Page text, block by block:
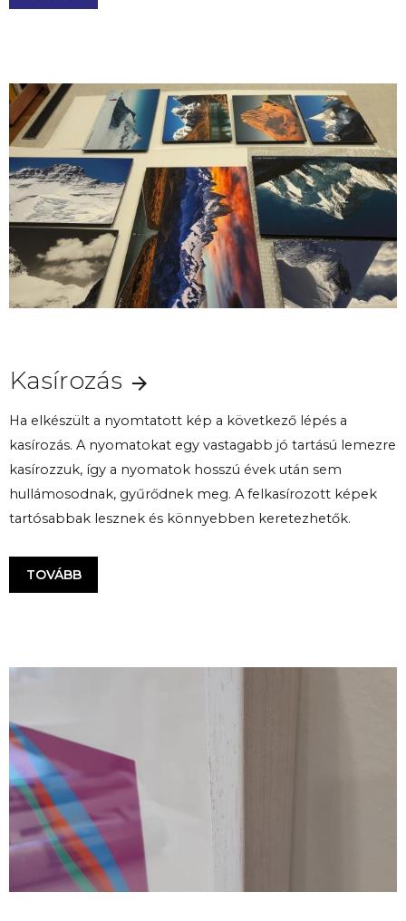
Kasírozás
Ha elkészült a nyomtatott kép a következő lépés a
kasírozás. A nyomatokat egy vastagabb jó tartású lemezre
kasírozzuk, így a nyomatok hosszú évek után sem
hullámosodnak, gyűrődnek meg. A felkasírozott képek
tartósabbak lesznek és könnyebben keretezhetők.
TOVÁBB